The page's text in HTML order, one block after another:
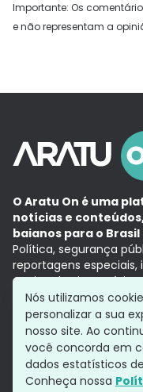
Importante: Os
e não representam a
O Aratu On é uma
notícias e
baianos para o
Política, segurança
reportagens
Aqui, tudo vira notícia
com a credibilidade do
Grupo Aratu
Política
Siga-nos
Nós utilizamos
personalizar a sua
nosso site. Ao
você concorda em
dados estatísticos
Conheça nossa